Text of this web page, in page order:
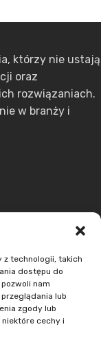
z technologii, takich
dostępu do
nam
lub
zgody lub
cechy i
którzy nie ustają
oraz
rozwiązaniach.
w branży i